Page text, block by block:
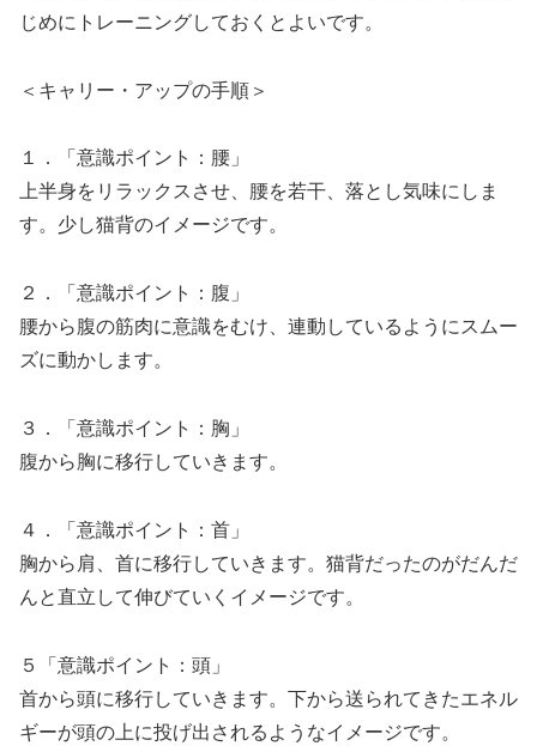
じめにトレーニングしておくとよいです。
＜キャリー・アップの手順＞
１．「意識ポイント：腰」
上半身をリラックスさせ、腰を若干、落とし気味にしま
す。少し猫背のイメージです。
２．「意識ポイント：腹」
腰から腹の筋肉に意識をむけ、連動しているようにスムー
ズに動かします。
３．「意識ポイント：胸」
腹から胸に移行していきます。
４．「意識ポイント：首」
胸から肩、首に移行していきます。猫背だったのがだんだ
んと直立して伸びていくイメージです。
５「意識ポイント：頭」
首から頭に移行していきます。下から送られてきたエネル
ギーが頭の上に投げ出されるようなイメージです。